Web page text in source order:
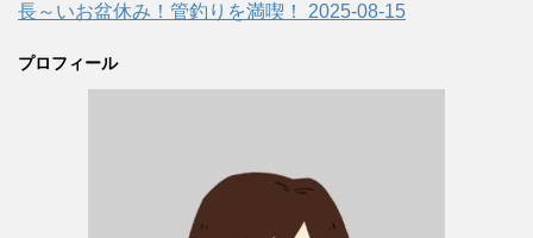
長～いお盆休み！管釣りを満喫！ 2025-08-15
プロフィール